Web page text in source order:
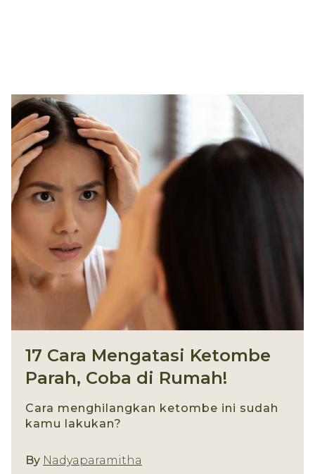
17 Cara Mengatasi Ketombe
Parah, Coba di Rumah!
Cara menghilangkan ketombe ini sudah
kamu lakukan?
By Nadyaparamitha